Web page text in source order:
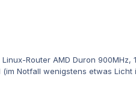
Router AMD Duron
(im Notfall wenigstens etwas Licht